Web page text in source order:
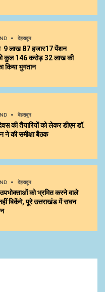
देहरादून
9 लाख 87 हजार17 पेंशन
को कुल ₹146 करोड़ 32 लाख की
किया भुगतान
देहरादून
की तैयारियों को लेकर डीएम डॉ.
ने की समीक्षा बैठक
देहरादून
को भ्रमित करने वाले
बिकेंगे, पूरे उत्तराखंड में सघन